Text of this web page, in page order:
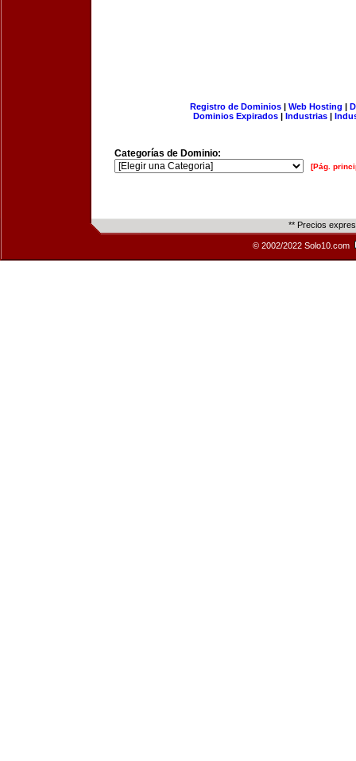
Registro de Dominios| Web Hosting |
Dominios Expirados | Industrias |
Categorías de Dominio:
[Pág.
** Precios
© 2002/2022 Solo10.com